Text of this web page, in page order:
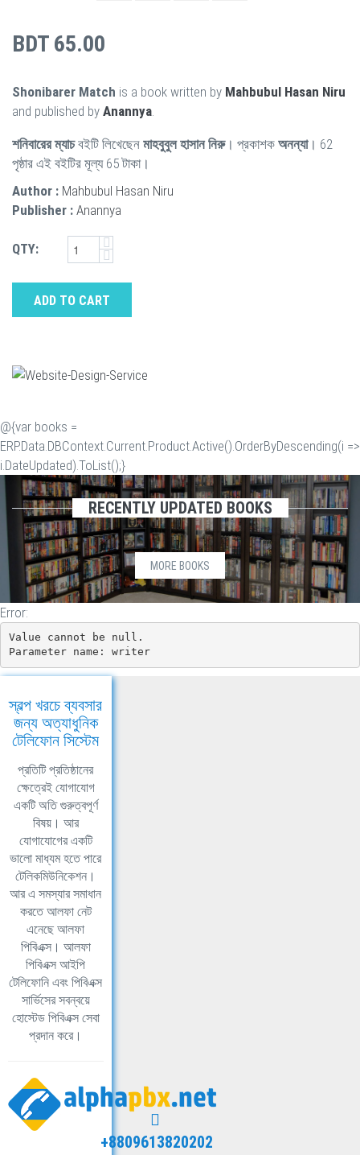
BDT 65.00
Shonibarer Match is a book written by Mahbubul Hasan Niru
and published by Anannya
শনিবারের ম্যাচবইটি লিখেছেন মাহবুবুল হাসান নিরু। প্রকাশক অনন্যা। 62
পৃষ্ঠার এই বইটির মূল্য 65 টাকা।
Author : Mahbubul Hasan Niru
Publisher : Anannya
QTY:
ADD TO CART
@{var books =
ERP.Data.DBContext.Current.Product.Active().OrderByDescending(i =>
i.DateUpdated).ToList();}
RECENTLY UPDATED BOOKS
MORE BOOKS
Error:
Value cannot be null.
Parameter name: writer
স্বল্প খরচে ব্যবসার
জন্য অত্যাধুনিক
টেলিফোন সিস্টেম
প্রতিটি প্রতিষ্ঠানের
ক্ষেত্রেই যোগাযোগ
একটি অতি গুরুত্বপূর্ণ
বিষয়। আর
যোগাযোগের একটি
ভালো মাধ্যম হতে পারে
টেলিকমিউনিকেশন।
আর এ সমস্যার সমাধান
করতে আলফা নেট
এনেছে আলফা
পিবিএক্স। আলফা
পিবিএক্স আইপি
টেলিফোনি এবং পিবিএক্স
সার্ভিসের সবন্বয়ে
হোস্টেড পিবিএক্স সেবা
প্রদান করে।
+8809613820202